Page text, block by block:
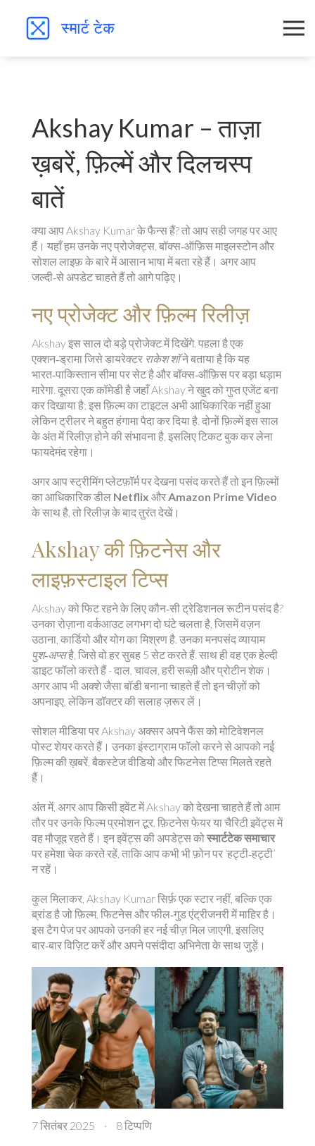
Akshay Kumar – ताज़ा
ख़बरें, फ़िल्में और दिलचस्प
बातें
क्या आप Akshay Kumar के फैन्स हैं? तो आप सही जगह पर आए
हैं। यहाँ हम उनके नए प्रोजेक्ट्स, बॉक्स‑ऑफ़िस माइलस्टोन और
सोशल लाइफ़ के बारे में आसान भाषा में बता रहे हैं। अगर आप
जल्दी‑से अपडेट चाहते हैं तो आगे पढ़िए।
नए प्रोजेक्ट और फ़िल्म रिलीज़
Akshay इस साल दो बड़े प्रोजेक्ट में दिखेंगे. पहला है एक
एक्शन‑ड्रामा जिसे डायरेक्टर राकेश शॉने बताया है कि यह
भारत‑पाकिस्तान सीमा पर सेट है और बॉक्स‑ऑफ़िस पर बड़ा धड़ाम
मारेगा. दूसरा एक कॉमेडी है जहाँ Akshay ने खुद को गुप्त एजेंट बना
कर दिखाया है; इस फ़िल्म का टाइटल अभी आधिकारिक नहीं हुआ
लेकिन ट्रीलर ने बहुत हंगामा पैदा कर दिया है. दोनों फ़िल्में इस साल
के अंत में रिलीज़ होने की संभावना है, इसलिए टिकट बुक कर लेना
फायदेमंद रहेगा।
अगर आप स्ट्रीमिंग प्लेटफ़ॉर्म पर देखना पसंद करते हैं तो इन फ़िल्मों
का आधिकारिक डील Netflix औरAmazon Prime Video
के साथ है, तो रिलीज़ के बाद तुरंत देखें।
Akshay की फ़िटनेस और
लाइफ़स्टाइल टिप्स
Akshay को फिट रहने के लिए कौन‑सी ट्रेडिशनल रूटीन पसंद है?
उनका रोज़ाना वर्कआउट लगभग दो घंटे चलता है, जिसमें वज़न
उठाना, कार्डियो और योग का मिश्रण है. उनका मनपसंद व्यायाम
पुश‑अप्सहै, जिसे वो हर सुबह 5 सेट करते हैं. साथ ही वह एक हेल्दी
डाइट फॉलो करते हैं - दाल, चावल, हरी सब्ज़ी और प्रोटीन शेक।
अगर आप भी अक्शे जैसा बॉडी बनाना चाहते हैं तो इन चीज़ों को
अपनाइए, लेकिन डॉक्टर की सलाह ज़रूर लें।
सोशल मीडिया पर Akshay अक्सर अपने फैंस को मोटिवेशनल
पोस्ट शेयर करते हैं। उनका इंस्टाग्राम फॉलो करने से आपको नई
फ़िल्म की ख़बरें, बैकस्टेज वीडियो और फिटनेस टिप्स मिलते रहते
हैं।
अंत में, अगर आप किसी इवेंट में Akshay को देखना चाहते हैं तो आम
तौर पर उनके फिल्म प्रमोशन टूर, फ़िटनेस फेयर या चैरिटी इवेंट्स में
वह मौजूद रहते हैं। इन इवेंट्स की अपडेट्स कोस्मार्टटेक समाचार
पर हमेशा चेक करते रहें, ताकि आप कभी भी फ़ोन पर ‘हट्टी‑हट्टी’
न रहें।
कुल मिलाकर, Akshay Kumar सिर्फ़ एक स्टार नहीं, बल्कि एक
ब्रांड है जो फ़िल्म, फिटनेस और फील‑गुड एंट्रीजनरी में माहिर है।
इस टैग पेज पर आपको उनकी हर नई चीज़ मिल जाएगी, इसलिए
बार‑बार विज़िट करें और अपने पसंदीदा अभिनेता के साथ जुड़ें।
7 सितंबर 2025 · 8 टिप्पणि